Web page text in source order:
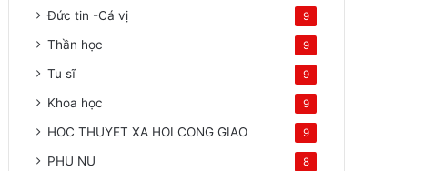
Đức tin -Cá vị 9
Thần học 9
Tu sĩ 9
Khoa học 9
HOC THUYET XA HOI CONG GIAO 9
PHU NU 8